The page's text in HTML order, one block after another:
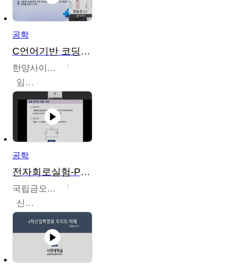
공학
C언어기반 코딩교육
한양사이버대학교
임동균
공학
전자회로실험-PSPICE 시뮬레이션
국립금오공과대학교
신경욱